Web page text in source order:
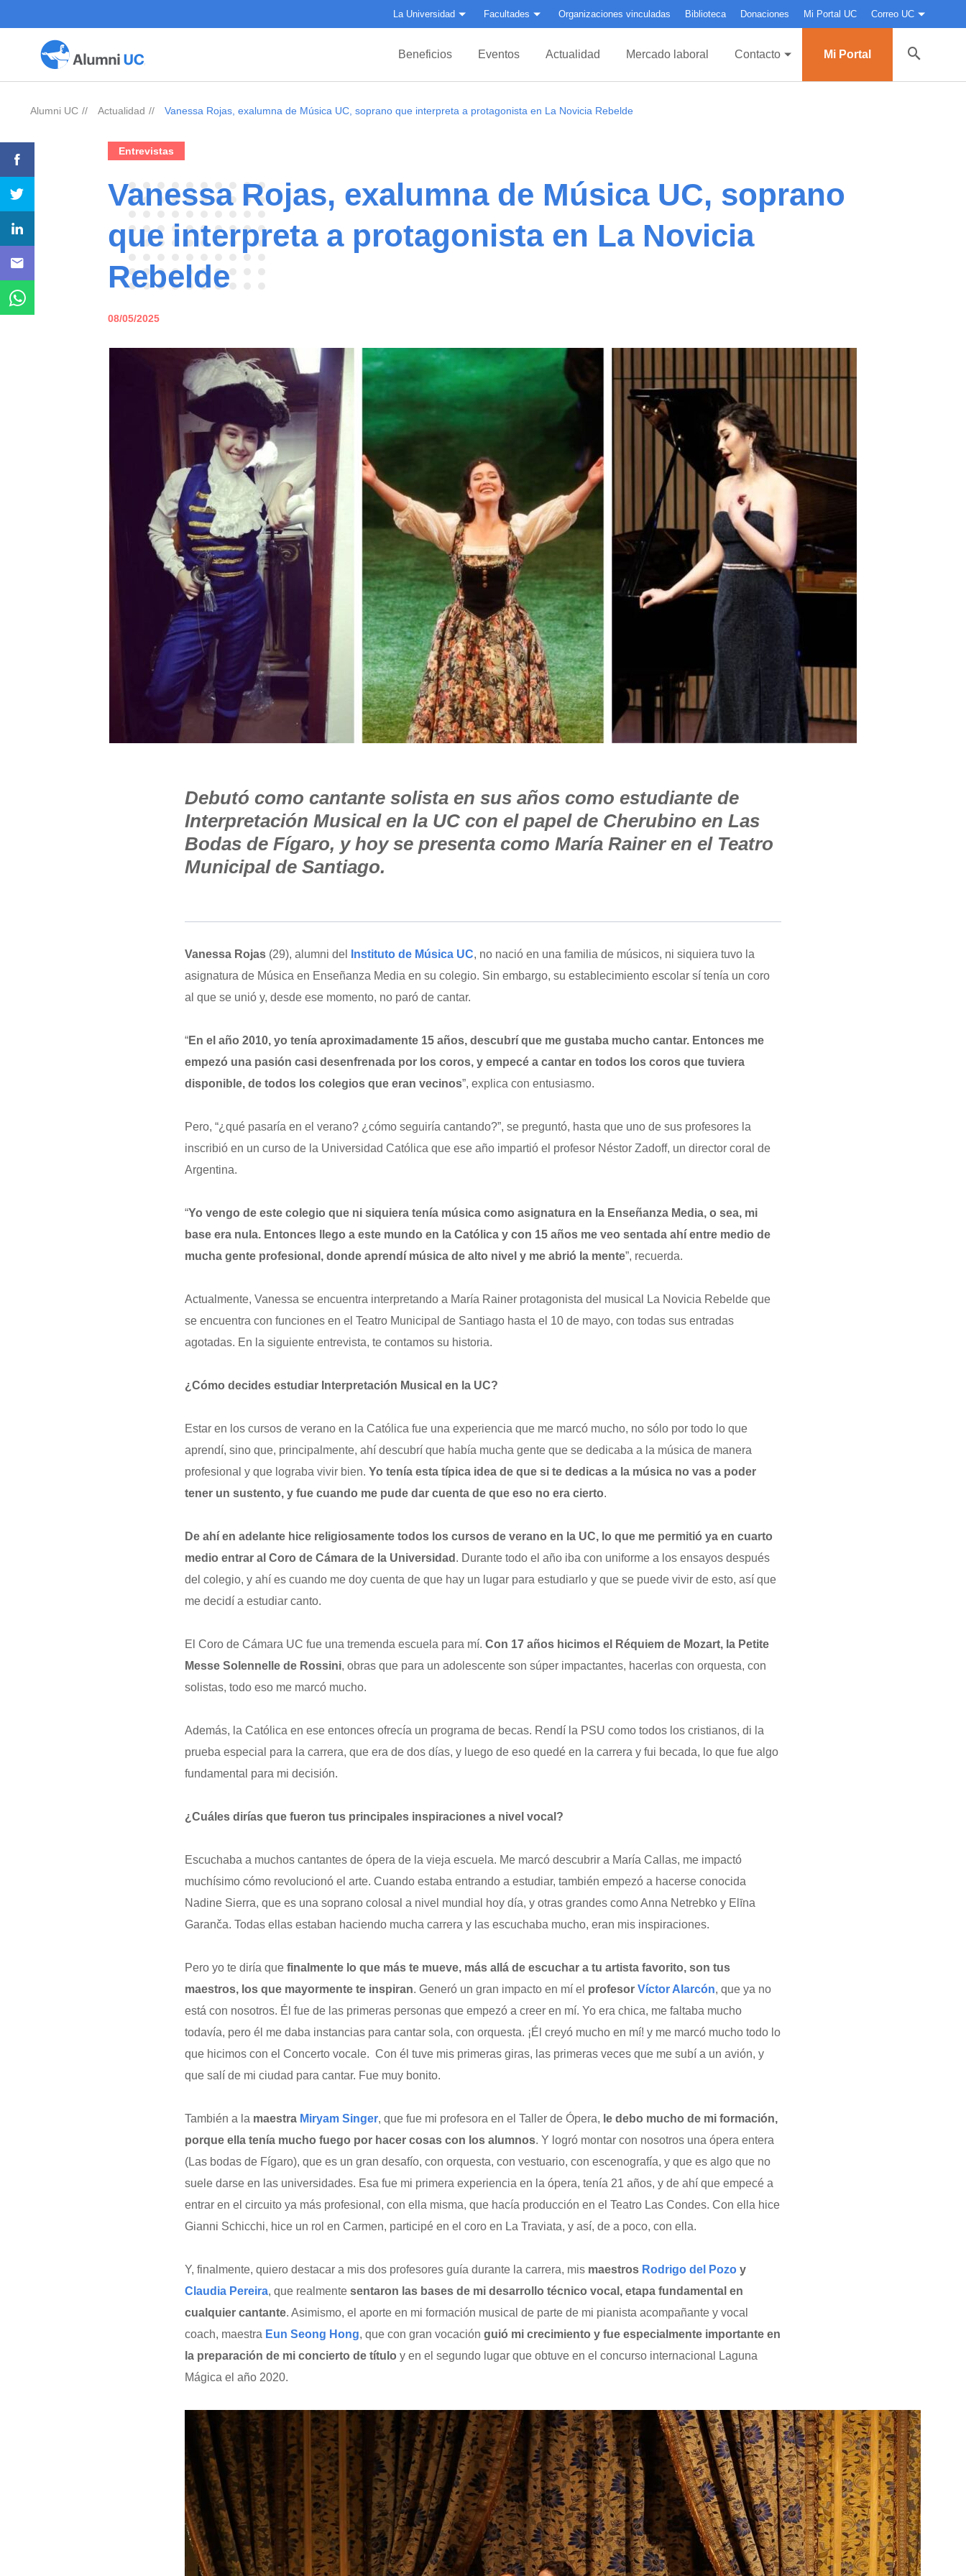
La Universidad Facultades Organizaciones vinculadas Biblioteca Donaciones Mi Portal UC Correo UC
Beneficios Eventos Actualidad Mercado laboral Contacto Mi Portal
Alumni UC Actualidad Vanessa Rojas, exalumna de Música UC, soprano que interpreta a protagonista en La Novicia Rebelde
Entrevistas
Vanessa Rojas, exalumna de Música UC, soprano
que interpreta a protagonista en La Novicia
Rebelde
08/05/2025
Debutó como cantante solista en sus años como estudiante de
Interpretación Musical en la UC con el papel de Cherubino en Las
Bodas de Fígaro, y hoy se presenta como María Rainer en el Teatro
Municipal de Santiago.
Vanessa Rojas (29), alumni del Instituto de Música UC, no nació en una familia de músicos, ni siquiera tuvo la
asignatura de Música en Enseñanza Media en su colegio. Sin embargo, su establecimiento escolar sí tenía un coro
al que se unió y, desde ese momento, no paró de cantar.
“En el año 2010, yo tenía aproximadamente 15 años, descubrí que me gustaba mucho cantar. Entonces me
empezó una pasión casi desenfrenada por los coros, y empecé a cantar en todos los coros que tuviera
disponible, de todos los colegios que eran vecinos”, explica con entusiasmo.
Pero, “¿qué pasaría en el verano? ¿cómo seguiría cantando?”, se preguntó, hasta que uno de sus profesores la
inscribió en un curso de la Universidad Católica que ese año impartió el profesor Néstor Zadoff, un director coral de
Argentina.
“Yo vengo de este colegio que ni siquiera tenía música como asignatura en la Enseñanza Media, o sea, mi
base era nula. Entonces llego a este mundo en la Católica y con 15 años me veo sentada ahí entre medio de
mucha gente profesional, donde aprendí música de alto nivel y me abrió la mente”, recuerda.
Actualmente, Vanessa se encuentra interpretando a María Rainer protagonista del musical La Novicia Rebelde que
se encuentra con funciones en el Teatro Municipal de Santiago hasta el 10 de mayo, con todas sus entradas
agotadas. En la siguiente entrevista, te contamos su historia.
¿Cómo decides estudiar Interpretación Musical en la UC?
Estar en los cursos de verano en la Católica fue una experiencia que me marcó mucho, no sólo por todo lo que
aprendí, sino que, principalmente, ahí descubrí que había mucha gente que se dedicaba a la música de manera
profesional y que lograba vivir bien. Yo tenía esta típica idea de que si te dedicas a la música no vas a poder
tener un sustento, y fue cuando me pude dar cuenta de que eso no era cierto.
De ahí en adelante hice religiosamente todos los cursos de verano en la UC, lo que me permitió ya en cuarto
medio entrar al Coro de Cámara de la Universidad . Durante todo el año iba con uniforme a los ensayos después
del colegio, y ahí es cuando me doy cuenta de que hay un lugar para estudiarlo y que se puede vivir de esto, así que
me decidí a estudiar canto.
El Coro de Cámara UC fue una tremenda escuela para mí. Con 17 años hicimos el Réquiem de Mozart, la Petite
Messe Solennelle de Rossini, obras que para un adolescente son súper impactantes, hacerlas con orquesta, con
solistas, todo eso me marcó mucho.
Además, la Católica en ese entonces ofrecía un programa de becas. Rendí la PSU como todos los cristianos, di la
prueba especial para la carrera, que era de dos días, y luego de eso quedé en la carrera y fui becada, lo que fue algo
fundamental para mi decisión.
¿Cuáles dirías que fueron tus principales inspiraciones a nivel vocal?
Escuchaba a muchos cantantes de ópera de la vieja escuela. Me marcó descubrir a María Callas, me impactó
muchísimo cómo revolucionó el arte. Cuando estaba entrando a estudiar, también empezó a hacerse conocida
Nadine Sierra, que es una soprano colosal a nivel mundial hoy día, y otras grandes como Anna Netrebko y Elīna
Garanča. Todas ellas estaban haciendo mucha carrera y las escuchaba mucho, eran mis inspiraciones.
Pero yo te diría que finalmente lo que más te mueve, más allá de escuchar a tu artista favorito, son tus
maestros, los que mayormente te inspiran. Generó un gran impacto en mí el profesor Víctor Alarcón, que ya no
está con nosotros. Él fue de las primeras personas que empezó a creer en mí. Yo era chica, me faltaba mucho
todavía, pero él me daba instancias para cantar sola, con orquesta. ¡Él creyó mucho en mí! y me marcó mucho todo lo
que hicimos con el Concerto vocale. Con él tuve mis primeras giras, las primeras veces que me subí a un avión, y
que salí de mi ciudad para cantar. Fue muy bonito.
También a la maestra Miryam Singer, que fue mi profesora en el Taller de Ópera, le debo mucho de mi formación,
porque ella tenía mucho fuego por hacer cosas con los alumnos. Y logró montar con nosotros una ópera entera
(Las bodas de Fígaro), que es un gran desafío, con orquesta, con vestuario, con escenografía, y que es algo que no
suele darse en las universidades. Esa fue mi primera experiencia en la ópera, tenía 21 años, y de ahí que empecé a
entrar en el circuito ya más profesional, con ella misma, que hacía producción en el Teatro Las Condes. Con ella hice
Gianni Schicchi, hice un rol en Carmen, participé en el coro en La Traviata, y así, de a poco, con ella.
Y, finalmente, quiero destacar a mis dos profesores guía durante la carrera, mis maestros Rodrigo del Pozo y
Claudia Pereira, que realmente sentaron las bases de mi desarrollo técnico vocal, etapa fundamental en
cualquier cantante. Asimismo, el aporte en mi formación musical de parte de mi pianista acompañante y vocal
coach, maestra Eun Seong Hong, que con gran vocación guió mi crecimiento y fue especialmente importante en
la preparación de mi concierto de título y en el segundo lugar que obtuve en el concurso internacional Laguna
Mágica el año 2020.